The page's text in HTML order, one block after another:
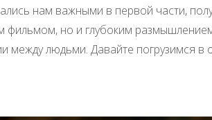
нам важными в первой части,
фильмом, но и глубоким
между людьми. Давайте погрузимся в